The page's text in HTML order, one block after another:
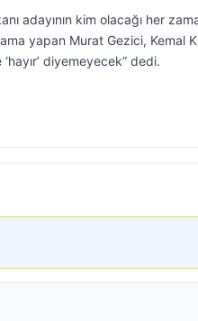
adayının kim olacağı her
yapan Murat Gezici, Kemal
diyemeyecek” dedi.